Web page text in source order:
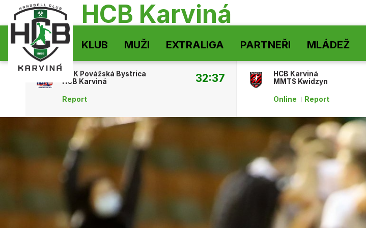
HCB Karviná
KLUB MUŽI EXTRALIGA PARTNEŘI MLÁDEŽ
MŠK Povážská Bystrica
HCB Karviná
32:37
Report
HCB Karviná
MMTS Kwidzyn
Online Report